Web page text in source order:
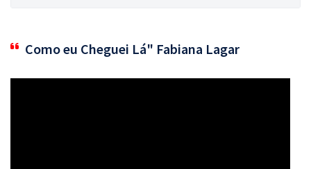
Como eu Cheguei Lá" Fabiana Lagar